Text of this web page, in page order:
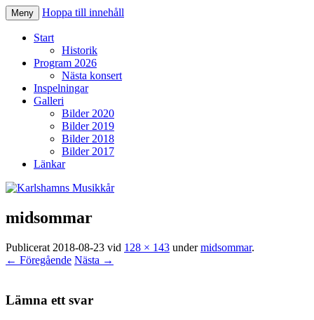
Karlshamns Musikkår
Meny Hoppa till innehåll
Start
Historik
Program 2026
Nästa konsert
Inspelningar
Galleri
Bilder 2020
Bilder 2019
Bilder 2018
Bilder 2017
Länkar
midsommar
Publicerat 2018-08-23 vid 128 × 143 undermidsommar.
← Föregående Nästa →
Lämna ett svar